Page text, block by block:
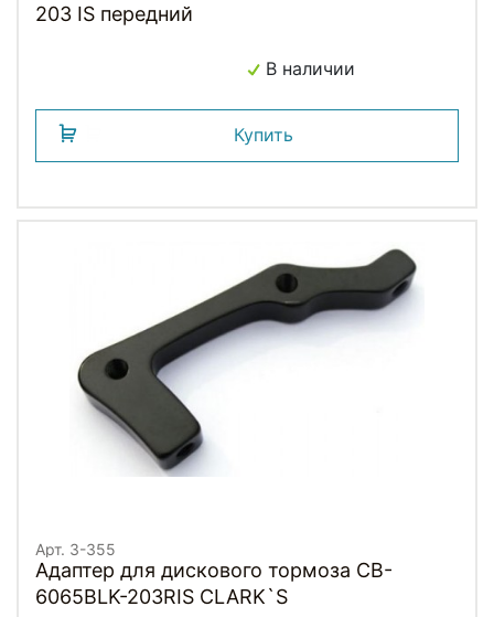
203 IS передний
В наличии
Купить
Арт. 3-355
Адаптер для дискового тормоза CB-
6065BLK-203RIS CLARK`S